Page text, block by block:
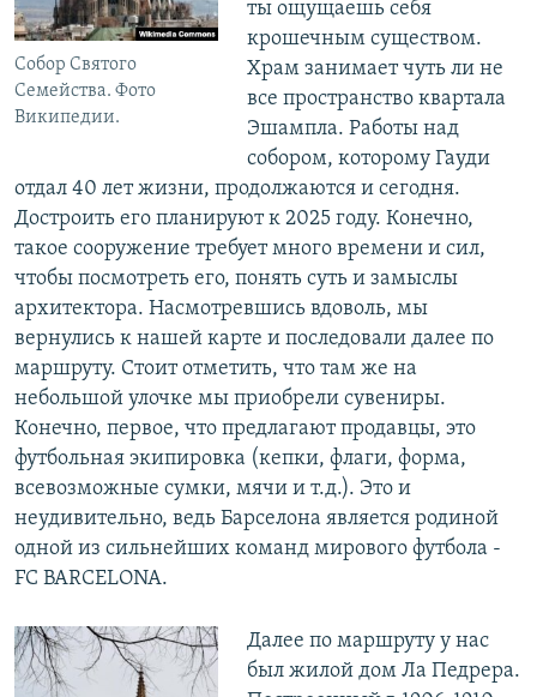
Собор Святого
Семейства. Фото
Википедии.
ты ощущаешь себя
крошечным существом.
Храм занимает чуть ли не
все пространство квартала
Эшампла. Работы над
собором, которому Гауди
отдал 40 лет жизни, продолжаются и сегодня.
Достроить его планируют к 2025 году. Конечно,
такое сооружение требует много времени и сил,
чтобы посмотреть его, понять суть и замыслы
архитектора. Насмотревшись вдоволь, мы
вернулись к нашей карте и последовали далее по
маршруту. Стоит отметить, что там же на
небольшой улочке мы приобрели сувениры.
Конечно, первое, что предлагают продавцы, это
футбольная экипировка (кепки, флаги, форма,
всевозможные сумки, мячи и т.д.). Это и
неудивительно, ведь Барселона является родиной
одной из сильнейших команд мирового футбола -
FC BARCELONA.
Далее по маршруту у нас
был жилой дом Ла Педрера.